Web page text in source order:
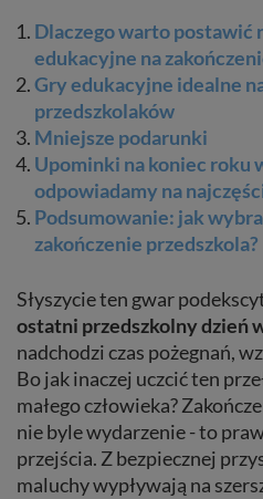
Dlaczego warto postawić
edukacyjne na
Gry edukacyjne idealne
przedszkolaków
Mniejsze podarunki
Upominki na koniec roku
odpowiadamy na
Podsumowanie: jak
zakończenie przedszkola?
Słyszycie ten gwar
ostatni przedszkolny dzień
nadchodzi czas pożegnań,
Bo jak inaczej uczcić ten
małego człowieka?
nie byle wydarzenie - to
przejścia. Z bezpiecznej
maluchy wypływają na